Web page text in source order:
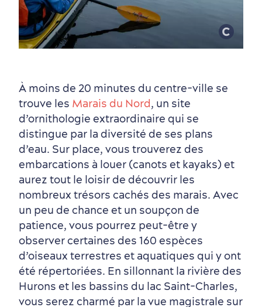
À moins de 20 minutes du centre-ville se
trouve les Marais du Nord, un site
d’ornithologie extraordinaire qui se
distingue par la diversité de ses plans
d’eau. Sur place, vous trouverez des
embarcations à louer (canots et kayaks) et
aurez tout le loisir de découvrir les
nombreux trésors cachés des marais. Avec
un peu de chance et un soupçon de
patience, vous pourrez peut-être y
observer certaines des 160 espèces
d’oiseaux terrestres et aquatiques qui y ont
été répertoriées. En sillonnant la rivière des
Hurons et les bassins du lac Saint-Charles,
vous serez charmé par la vue magistrale sur